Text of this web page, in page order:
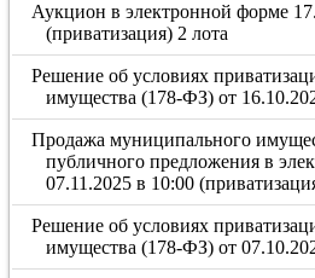
Аукцион в электронной форме
(приватизация) 2 лота
Решение об условиях
имущества (178-ФЗ) от
Продажа муниципального
публичного предложения в
07.11.2025 в 10:00
Решение об условиях
имущества (178-ФЗ) от